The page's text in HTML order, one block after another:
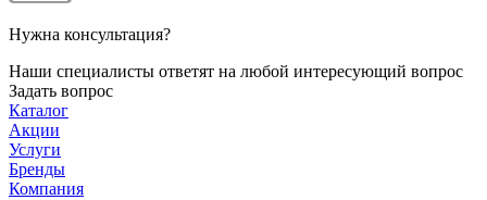
Нужна консультация?
Наши специалисты ответят на любой интересующий вопрос
Задать вопрос
Каталог
Акции
Услуги
Бренды
Компания